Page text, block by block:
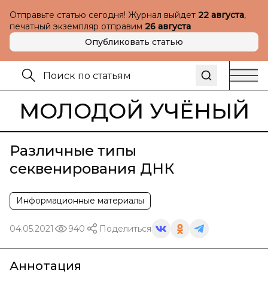
Отправьте статью сегодня! Журнал выйдет 22 августа,
печатный экземпляр отправим 26 августа
Опубликовать статью
МОЛОДОЙ УЧЁНЫЙ
Различные типы
секвенирования ДНК
Информационные материалы
04.05.2021 940 Поделиться
Аннотация